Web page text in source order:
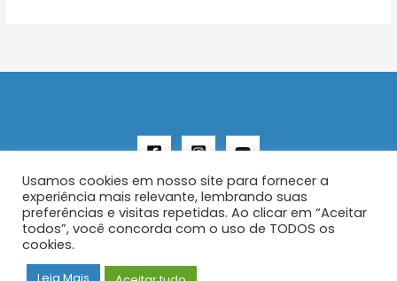
Copyright © 2026 AENFER
Construído por IurySan
Usamos cookies em nosso site para fornecer a
experiência mais relevante, lembrando suas
preferências e visitas repetidas. Ao clicar em “Aceitar
todos”, você concorda com o uso de TODOS os
cookies.
Leia Mais